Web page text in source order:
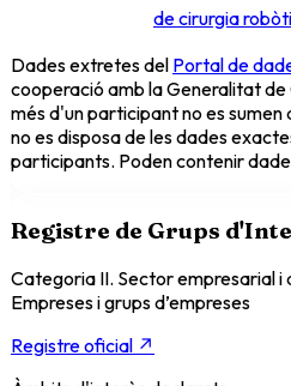
de cirurgia
Dades extretes del Portal de
cooperació amb la Generalitat de
més d'un participant no es
no es disposa de les dades
participants. Poden contenir
Registre de Grups
Categoria II. Sector empresarial i
Empreses i grups d’empreses
Registre oficial ↗